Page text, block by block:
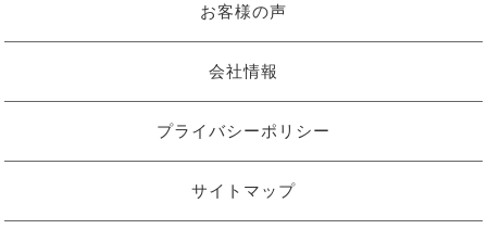
お客様の声
会社情報
プライバシーポリシー
サイトマップ